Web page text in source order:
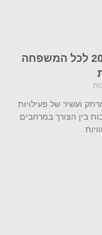
כל הפעילויות לחופש הגדול 2026 לכל המשפחה
היצע מרתק ועשיר של פעילויות
בין הצורך במרחבים